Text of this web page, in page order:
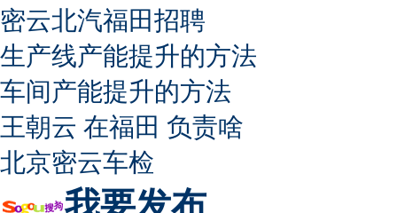
密云北汽福田招聘
生产线产能提升的方法
车间产能提升的方法
王朝云 在福田 负责啥
北京密云车检